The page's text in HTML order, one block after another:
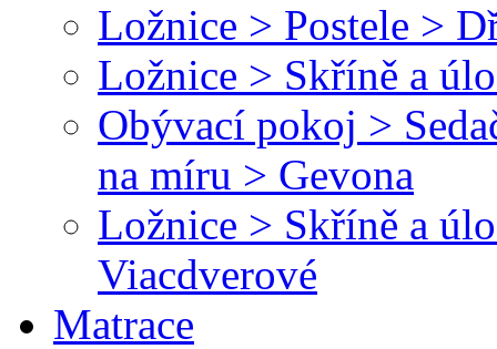
Ložnice > Postele >
Ložnice > Skříně a
Obývací pokoj >
na míru > Gevona
Ložnice > Skříně a
Viacdverové
Matrace